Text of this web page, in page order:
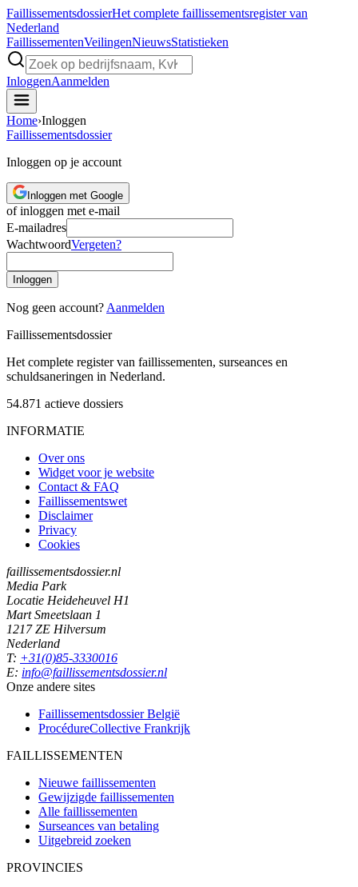
FaillissementsdossierHet complete faillissementsregister van
Nederland
FaillissementenVeilingenNieuwsStatistieken
InloggenAanmelden
Home›Inloggen
Faillissementsdossier
Inloggen op je account
Inloggen met Google
of inloggen met e-mail
E-mailadres
WachtwoordVergeten?
Inloggen
Nog geen account? Aanmelden
Faillissementsdossier
Het complete register van faillissementen, surseances en
schuldsaneringen in Nederland.
54.871 actieve dossiers
INFORMATIE
Over ons
Widget voor je website
Contact & FAQ
Faillissementswet
Disclaimer
Privacy
Cookies
faillissementsdossier.nl
Media Park
Locatie Heideheuvel H1
Mart Smeetslaan 1
1217 ZE Hilversum
Nederland
T: +31(0)85-3330016
E: info@faillissementsdossier.nl
Onze andere sites
Faillissementsdossier België
ProcédureCollective Frankrijk
FAILLISSEMENTEN
Nieuwe faillissementen
Gewijzigde faillissementen
Alle faillissementen
Surseances van betaling
Uitgebreid zoeken
PROVINCIES